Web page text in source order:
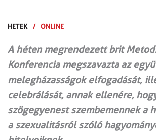
HETEK / ONLINE
A héten megrendezett brit
Konferencia megszavazta az
melegházasságok elfogadását,
celebrálását, annak ellenére,
szögegyenest szembemennek a
a szexualitásról szóló